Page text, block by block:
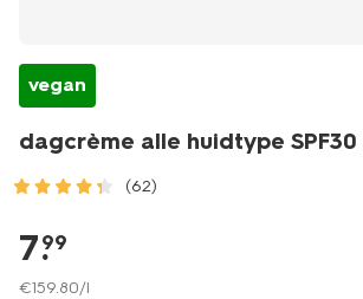
vegan
dagcrème alle huidtype SPF30
(62)
gezond/persoonlijke-
verzorging/gezichtsverzorging/
alle-
7.
99
€159.80/l